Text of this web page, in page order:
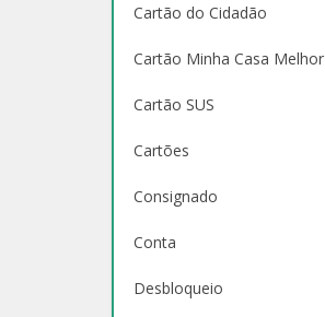
Cartão do Cidadão
Cartão Minha Casa Melhor
Cartão SUS
Cartões
Consignado
Conta
Desbloqueio